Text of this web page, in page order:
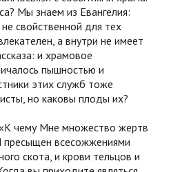
Мы знаем из Евангелия:
свойственной для тех
а внутри не имеет
и храмовое
пышностью и
этих служб тоже
но каковы плоды их?
чему Мне множество жертв
пресыщен всесожжениями
скота, и крови тельцов и